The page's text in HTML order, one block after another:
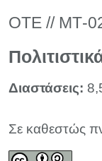
ΟΤΕ // ΜΤ-
Διαστάσεις:
Σε καθεστώς